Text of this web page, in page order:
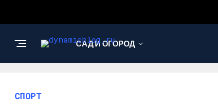
САД И ОГОРОД
СПОРТ